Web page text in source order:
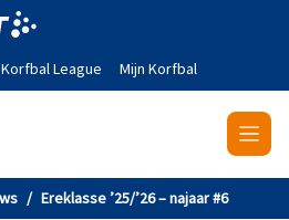
Korfbal League Mijn Korfbal
Ereklasse ’25/’26 – najaar #6